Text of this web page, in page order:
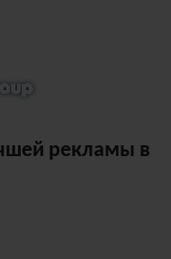
рекламы в